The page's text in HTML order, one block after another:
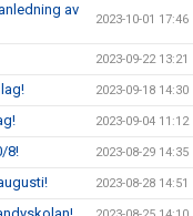
av
2023-10-01 17:46
2023-09-22 13:21
2023-09-18 14:30
2023-09-04 11:12
8! 2023-08-29 14:35
2023-08-28 14:51